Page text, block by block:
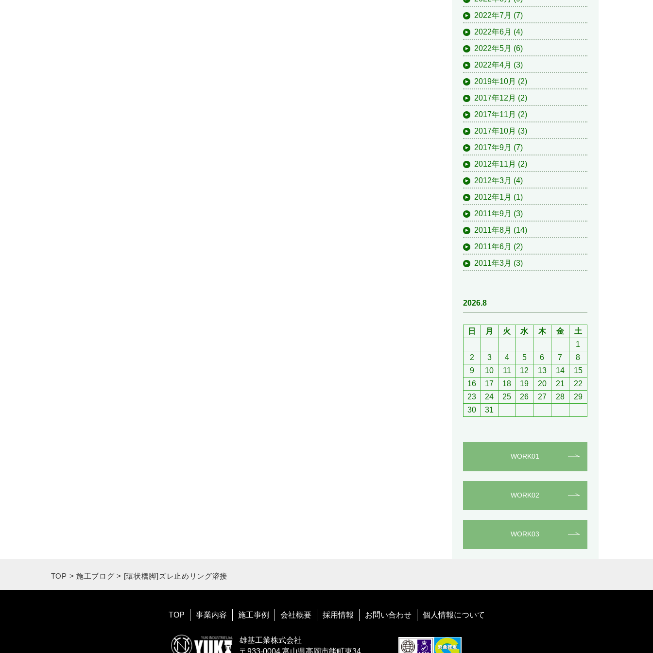
2022年7月 (7)
2022年6月 (4)
2022年5月 (6)
2022年4月 (3)
2019年10月 (2)
2017年12月 (2)
2017年11月 (2)
2017年10月 (3)
2017年9月 (7)
2012年11月 (2)
2012年3月 (4)
2012年1月 (1)
2011年9月 (3)
2011年8月 (14)
2011年6月 (2)
2011年3月 (3)
2026.8
日 月 火 水 木 金
土
1
2
3 4 5 6 7
8
9
10 11 12 13 14
15
16
17 18 19 20 21
22
23
24 25 26 27 28
29
30
31
WORK01
WORK02
WORK03
TOP >施工ブログ > [環状橋脚]ズレ止めリング溶接
TOP 事業内容 施工事例 会社概要 採用情報 お問い合わせ 個人情報について
雄基工業株式会社